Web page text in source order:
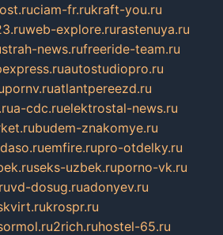
ciam-fr.rukraft-you.ru
web-explore.rurastenuya.ru
strah-news.rufreeride-team.ru
autostudiopro.ru
pornv.ruatlantpereezd.ru
a-cdc.ruelektrostal-news.ru
budem-znakomye.ru
emfire.rupro-otdelky.ru
seks-uzbek.ruporno-vk.ru
vd-dosug.ruadonyev.ru
krospr.ru
2rich.ruhostel-65.ru